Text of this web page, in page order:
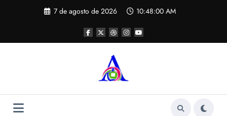
7 de agosto de 2026 10:48:01 AM